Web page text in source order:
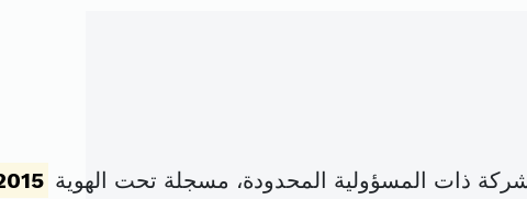
ذات المسؤولية المحدودة، مسجلة تحت الهوية